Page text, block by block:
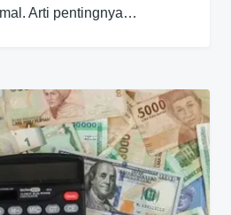
Arti pentingnya…